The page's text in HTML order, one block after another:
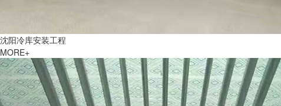
沈阳冷库安装工程
MORE+